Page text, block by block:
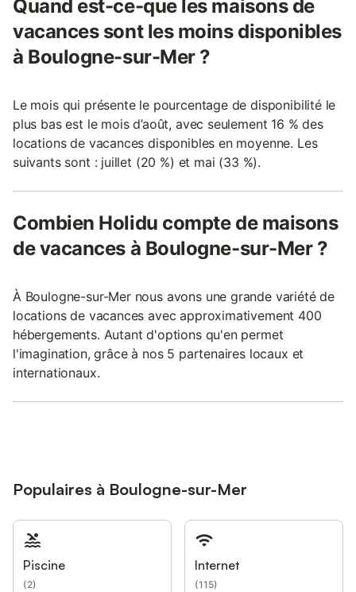
Quand est-ce-que les maisons de
vacances sont les moins disponibles
à Boulogne-sur-Mer ?
Le mois qui présente le pourcentage de disponibilité le
plus bas est le mois d’août, avec seulement 16 % des
locations de vacances disponibles en moyenne. Les
suivants sont : juillet (20 %) et mai (33 %).
Combien Holidu compte de maisons
de vacances à Boulogne-sur-Mer ?
À Boulogne-sur-Mer nous avons une grande variété de
locations de vacances avec approximativement 400
hébergements. Autant d'options qu'en permet
l'imagination, grâce à nos 5 partenaires locaux et
internationaux.
Populaires à Boulogne-sur-Mer
Piscine
(2)
Internet
(115)